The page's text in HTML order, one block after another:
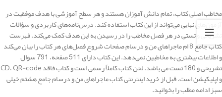
مخاطب اصلی کتاب، تمام دانش آموزان هستند و هر سطح آموزشی با هدف موفقیت در
آزمون‌های نهایی می‌تواند از این کتاب استفاده کند. درس‌نامه‌های کاربردی و سؤالات
تشریحی و تستی در هر فصل مخاطب را در رسیدن به این هدف کمک می‌کند. فهرست
کتاب جامع 8 ام ماجراهای من و درسام صفحات شروع فصل‌های هر کتاب را بیان می‌کند
و اطلاعات بیشتری به مخاطبین نمی‌دهد. این کتاب دارای 511 صفحه، 791 سوال
تشریحی و 180 تست می باشد. لحن کتاب کاملاً رسمی است و کتاب فاقد CD، QR-code
و اپلیکیشن است. قبل از خرید اینترنتی کتاب ماجراهای من و درسام جامع هشتم خیلی
سبز ادامه مطلب را بخوانید.